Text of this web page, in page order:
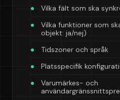
Vilka fält som ska
Vilka funktioner som
objekt: ja/nej)
Tidszoner och språk
Platsspecifik
Varumärkes- och